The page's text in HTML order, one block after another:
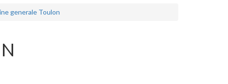
generale Toulon